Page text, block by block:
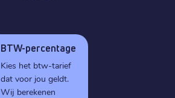
BTW-percentage
Kies het btw-tarief
dat voor jou geldt.
Wij berekenen